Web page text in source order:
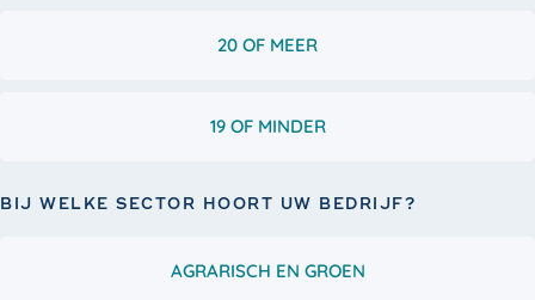
20 OF MEER
19 OF MINDER
BIJ WELKE SECTOR HOORT UW BEDRIJF?
AGRARISCH EN GROEN